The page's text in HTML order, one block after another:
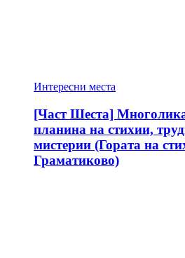
Интересни места
[Част Шеста]
планина на стихии,
мистерии (Гората на
Граматиково)